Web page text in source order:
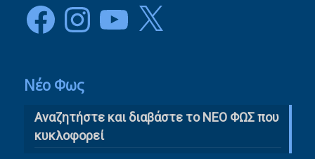
FacebookInstagramYouTube
X
Νέο Φως
Αναζητήστε και διαβάστε το NΕΟ ΦΩΣ που
κυκλοφορεί